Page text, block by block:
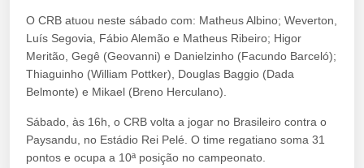
O CRB atuou neste sábado com: Matheus Albino; Weverton,
Luís Segovia, Fábio Alemão e Matheus Ribeiro; Higor
Meritão, Gegê (Geovanni) e Danielzinho (Facundo Barceló);
Thiaguinho (William Pottker), Douglas Baggio (Dada
Belmonte) e Mikael (Breno Herculano).
Sábado, às 16h, o CRB volta a jogar no Brasileiro contra o
Paysandu, no Estádio Rei Pelé. O time regatiano soma 31
pontos e ocupa a 10ª posição no campeonato.